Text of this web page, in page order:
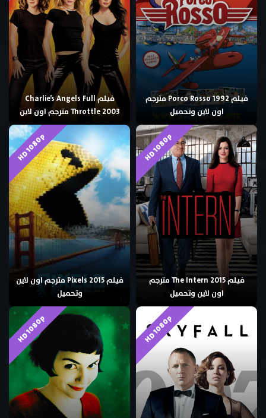
فيلم Porco Rosso 1992 مترجم
اون لاين وتحميل
فيلم Charlie’s Angels Full
Throttle 2003 مترجم اون لاين
HD 1080p
فيلم The Intern 2015 مترجم
اون لاين وتحميل
HD 1080p
فيلم Pixels 2015 مترجم اون لاين
وتحميل
HD 1080p
HD 1080p